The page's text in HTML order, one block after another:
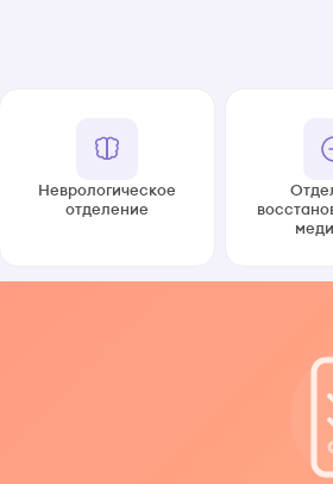
Неврологическое
отделение